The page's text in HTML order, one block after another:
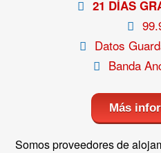
21 DÍAS
Datos
Banda
Más
Somos proveedores de